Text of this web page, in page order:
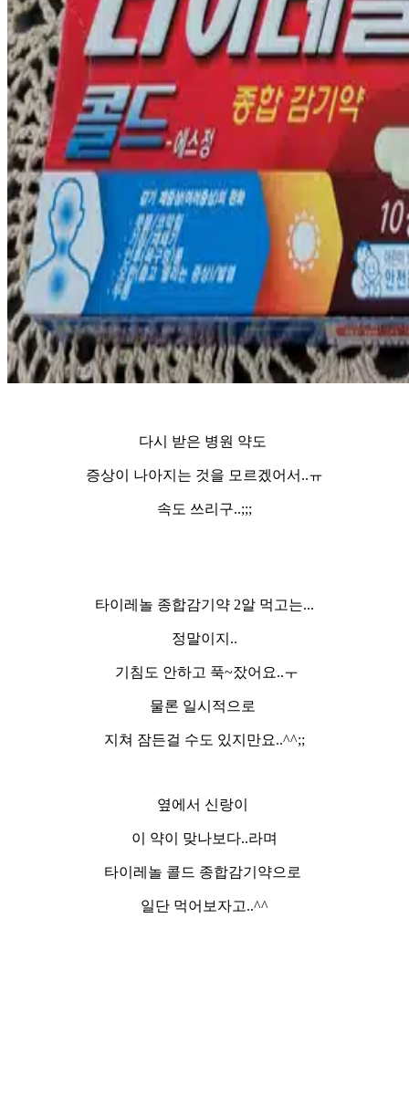
다시 받은 병원 약도
증상이 나아지는 것을 모르겠어서..ㅠ
속도 쓰리구..;;;
타이레놀 종합감기약 2알 먹고는...
정말이지..
기침도 안하고 푹~잤어요..ㅜ
물론 일시적으로
지쳐 잠든걸 수도 있지만요..^^;;
옆에서 신랑이
이 약이 맞나보다..라며
타이레놀 콜드 종합감기약으로
일단 먹어보자고..^^